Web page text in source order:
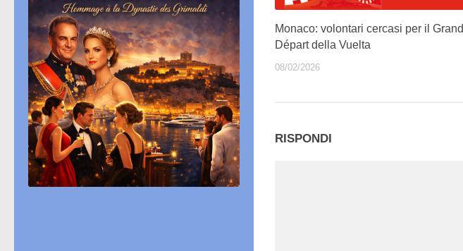
Monaco: volontari cercasi per il Grand
Départ della Vuelta
08/02/2026
RISPONDI